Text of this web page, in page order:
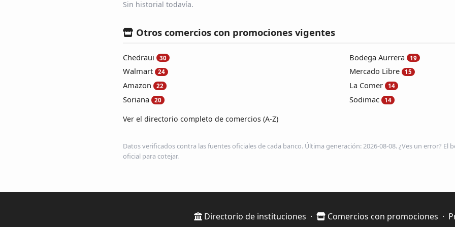
Sin historial todavía.
Otros comercios con promociones vigentes
Chedraui 30
Walmart 24
Amazon 22
Soriana 20
Bodega Aurrera 19
Mercado Libre 15
La Comer 14
Sodimac 14
Ver el directorio completo de comercios (A-Z)
Datos verificados contra las fuentes oficiales de cada banco. Última generación: 2026-08-08. ¿Ves un error? El
oficial para cotejar.
Directorio de instituciones · Comercios con promociones ·